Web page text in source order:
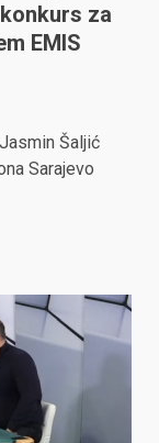
za
EMIS
Šaljić
Sarajevo